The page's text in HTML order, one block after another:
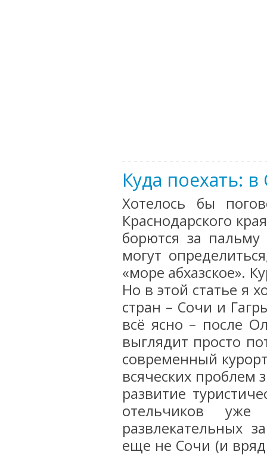
Куда поехать:
Хотелось бы
Краснодарского
борются за
могут
«море абхазское».
Но в этой статье я
стран – Сочи и
всё ясно – после
выглядит просто
современный
всяческих проблем
развитие
отельчиков уже
развлекательных
еще не Сочи (и